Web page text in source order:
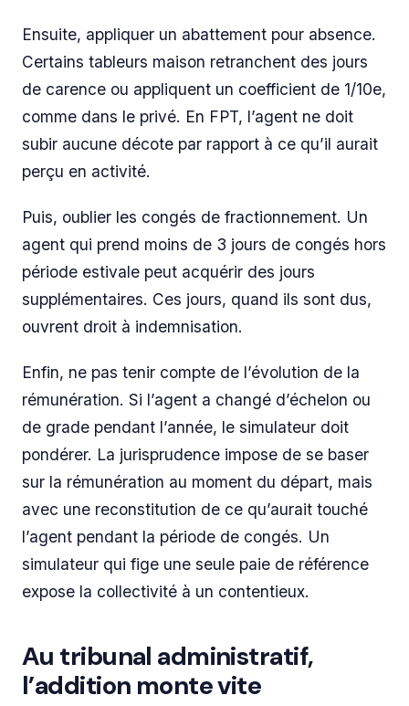
Ensuite, appliquer un abattement pour absence.
Certains tableurs maison retranchent des jours
de carence ou appliquent un coefficient de 1/10e,
comme dans le privé. En FPT, l’agent ne doit
subir aucune décote par rapport à ce qu’il aurait
perçu en activité.
Puis, oublier les congés de fractionnement. Un
agent qui prend moins de 3 jours de congés hors
période estivale peut acquérir des jours
supplémentaires. Ces jours, quand ils sont dus,
ouvrent droit à indemnisation.
Enfin, ne pas tenir compte de l’évolution de la
rémunération. Si l’agent a changé d’échelon ou
de grade pendant l’année, le simulateur doit
pondérer. La jurisprudence impose de se baser
sur la rémunération au moment du départ, mais
avec une reconstitution de ce qu’aurait touché
l’agent pendant la période de congés. Un
simulateur qui fige une seule paie de référence
expose la collectivité à un contentieux.
Au tribunal administratif,
l’addition monte vite